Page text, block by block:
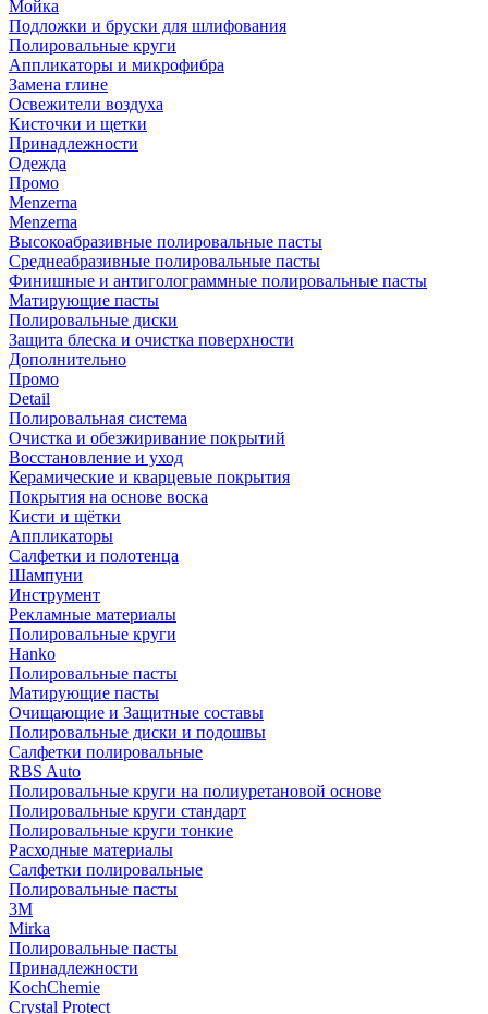
Мойка
Подложки и бруски для шлифования
Полировальные круги
Аппликаторы и микрофибра
Замена глине
Освежители воздуха
Кисточки и щетки
Принадлежности
Одежда
Промо
Menzerna
Menzerna
Высокоабразивные полировальные пасты
Среднеабразивные полировальные пасты
Финишные и антиголограммные полировальные пасты
Матирующие пасты
Полировальные диски
Защита блеска и очистка поверхности
Дополнительно
Промо
Detail
Полировальная система
Очистка и обезжиривание покрытий
Восстановление и уход
Керамические и кварцевые покрытия
Покрытия на основе воска
Кисти и щётки
Аппликаторы
Салфетки и полотенца
Шампуни
Инструмент
Рекламные материалы
Полировальные круги
Hanko
Полировальные пасты
Матирующие пасты
Очищающие и Защитные составы
Полировальные диски и подошвы
Салфетки полировальные
RBS Auto
Полировальные круги на полиуретановой основе
Полировальные круги стандарт
Полировальные круги тонкие
Расходные материалы
Салфетки полировальные
Полировальные пасты
3М
Mirka
Полировальные пасты
Принадлежности
KochChemie
Crystal Protect